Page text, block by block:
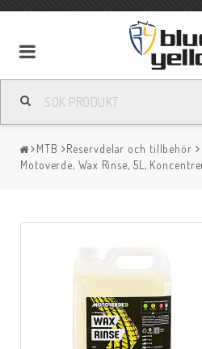
MTB Reservdelar och tillbehör
Motoverde, Wax Rinse, 5L,